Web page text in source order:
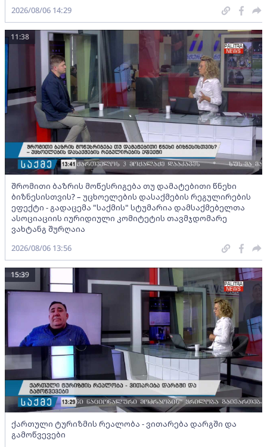
2026/08/06 14:29
შრომითი ბაზრის მოწესრიგება თუ დამატებითი წნეხი
ბიზნესისთვის? – უცხოელების დასაქმების რეგულირების
ეფექტი - გადაცემა "საქმის" სტუმარია დამსაქმებელთა
ასოციაციის იურიდიული კომიტეტის თავმჯდომარე
ვახტანგ შურღაია
11:38
2026/08/06 13:56
ქართული ტურიზმის რეალობა - ვითარება დარგში და
გამოწვევები
15:39